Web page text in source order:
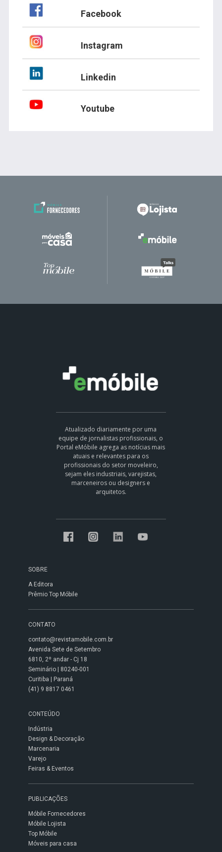
Facebook
Instagram
Linkedin
Youtube
Atualizado diariamente por uma
equipe de jornalistas profissionais, o
Portal eMóbile agrega as notícias mais
atuais e relevantes para os
profissionais do setor moveleiro,
sejam eles industriais, varejistas,
marceneiros ou designers e
arquitetos.
SOBRE
A Editora
Prêmio Top Móbile
CONTATO
contato@revistamobile.com.br
Avenida Sete de Setembro
6810, 2º andar - Cj 18
Seminário | 80240-001
Curitiba | Paraná
(41) 9 8817 0461
CONTEÚDO
Indústria
Design & Decoração
Marcenaria
Varejo
Feiras & Eventos
PUBLICAÇÕES
Móbile Fornecedores
Móbile Lojista
Top Móbile
Móveis para casa